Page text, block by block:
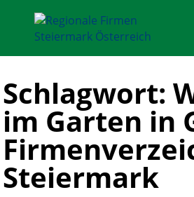
Schlagwort:
im Garten in
Steiermark